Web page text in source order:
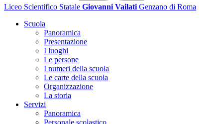
Liceo Scientifico Statale Giovanni Vailati Genzano di Roma
Scuola
Panoramica
Presentazione
I luoghi
Le persone
I numeri della scuola
Le carte della scuola
Organizzazione
La storia
Servizi
Panoramica
Personale scolastico